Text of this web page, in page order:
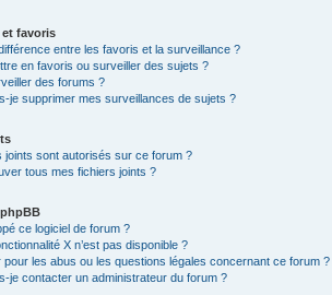
et favoris
entre les favoris et la surveillance ?
en favoris ou surveiller des sujets ?
des forums ?
je supprimer mes surveillances de sujets ?
joints sont autorisés sur ce forum ?
tous mes fichiers joints ?
ce logiciel de forum ?
X n’est pas disponible ?
pour les abus ou les questions légales concernant ce forum ?
je contacter un administrateur du forum ?